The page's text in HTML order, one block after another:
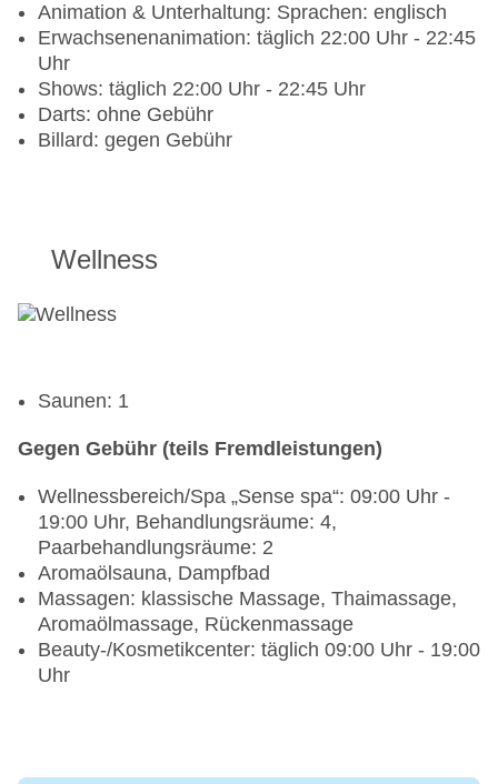
Animation & Unterhaltung: Sprachen: englisch
Erwachsenenanimation: täglich 22:00 Uhr - 22:45
Uhr
Shows: täglich 22:00 Uhr - 22:45 Uhr
Darts: ohne Gebühr
Billard: gegen Gebühr
Wellness
Saunen: 1
Gegen Gebühr (teils Fremdleistungen)
Wellnessbereich/Spa „Sense spa“: 09:00 Uhr -
19:00 Uhr, Behandlungsräume: 4,
Paarbehandlungsräume: 2
Aromaölsauna, Dampfbad
Massagen: klassische Massage, Thaimassage,
Aromaölmassage, Rückenmassage
Beauty-/Kosmetikcenter: täglich 09:00 Uhr - 19:00
Uhr